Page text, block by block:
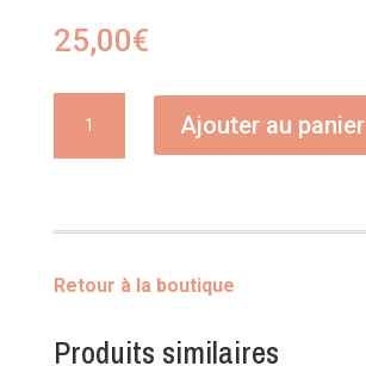
25,00€
leg
Ajouter au panier
Retour à la boutique
Produits similaires